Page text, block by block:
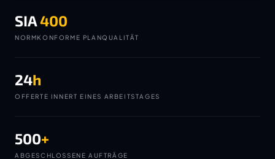
SIA400
NORMKONFORME PLANQUALITÄT
24h
OFFERTE INNERT EINES ARBEITSTAGES
500+
ABGESCHLOSSENE AUFTRÄGE